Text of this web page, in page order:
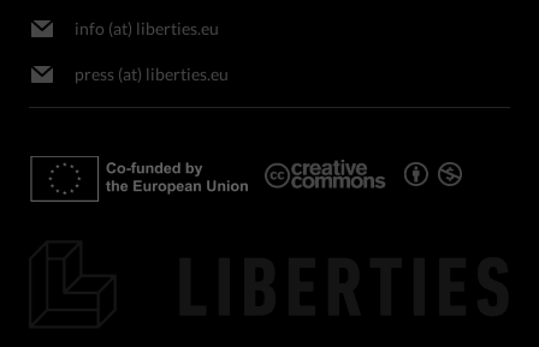
info (at) liberties.eu
press (at) liberties.eu